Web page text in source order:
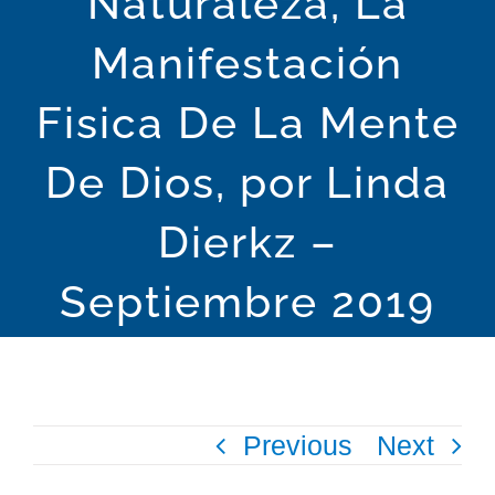
Spiritual Community
The Science of Mind Philosophy
Who We Are
Spiritual Tools
Manifestación
Fisica De La Mente
De Dios, por Linda
Dierkz –
Septiembre 2019
Previous Next